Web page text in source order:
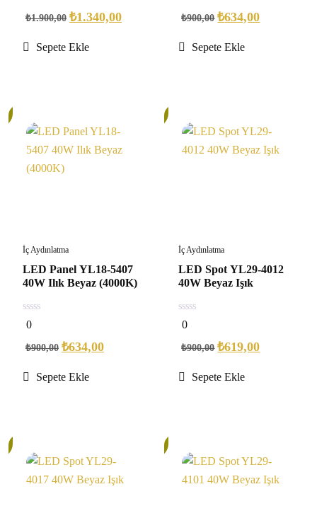
5₺1.900,00 ₺1.340,00
Sepete Ekle
5₺900,00 ₺634,00
Sepete Ekle
İç Aydınlatma
LED Panel YL18-5407
40W Ilık Beyaz (4000K)
0
out
5
0
₺900,00 ₺634,00
Sepete Ekle
İç Aydınlatma
LED Spot YL29-4012
40W Beyaz Işık
0
out
5
0
₺900,00 ₺619,00
Sepete Ekle